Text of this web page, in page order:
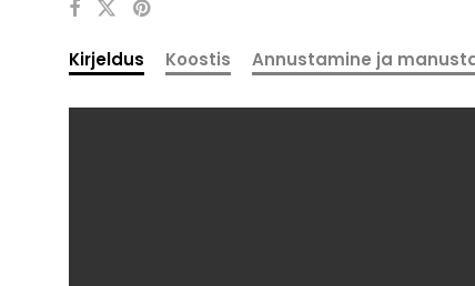
Kirjeldus Koostis Annustamine ja